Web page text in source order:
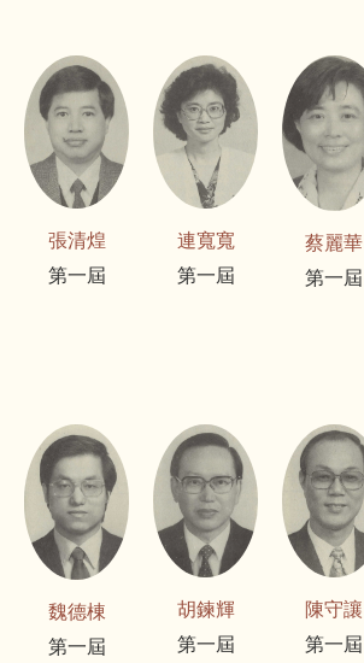
張清煌
第一屆
連寬寬
第一屆
蔡麗華
第一屆
魏德棟
第一屆
胡鍊輝
第一屆
陳守讓
第一屆